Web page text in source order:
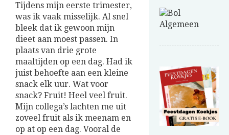
Tijdens mijn eerste trimester,
was ik vaak misselijk. Al snel
bleek dat ik gewoon mijn
dieet aan moest passen. In
plaats van drie grote
maaltijden op een dag. Had ik
juist behoefte aan een kleine
snack elk uur. Wat voor
snack? Fruit! Heel veel fruit.
Mijn collega’s lachten me uit
zoveel fruit als ik meenam en
op at op een dag. Vooral de